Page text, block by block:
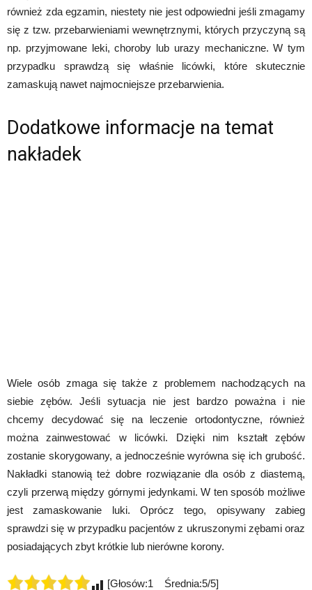
również zda egzamin, niestety nie jest odpowiedni jeśli zmagamy
się z tzw. przebarwieniami wewnętrznymi, których przyczyną są
np. przyjmowane leki, choroby lub urazy mechaniczne. W tym
przypadku sprawdzą się właśnie licówki, które skutecznie
zamaskują nawet najmocniejsze przebarwienia.
Dodatkowe informacje na temat
nakładek
Wiele osób zmaga się także z problemem nachodzących na
siebie zębów. Jeśli sytuacja nie jest bardzo poważna i nie
chcemy decydować się na leczenie ortodontyczne, również
można zainwestować w licówki. Dzięki nim kształt zębów
zostanie skorygowany, a jednocześnie wyrówna się ich grubość.
Nakładki stanowią też dobre rozwiązanie dla osób z diastemą,
czyli przerwą między górnymi jedynkami. W ten sposób możliwe
jest zamaskowanie luki. Oprócz tego, opisywany zabieg
sprawdzi się w przypadku pacjentów z ukruszonymi zębami oraz
posiadających zbyt krótkie lub nierówne korony.
[Głosów:1 Średnia:5/5]